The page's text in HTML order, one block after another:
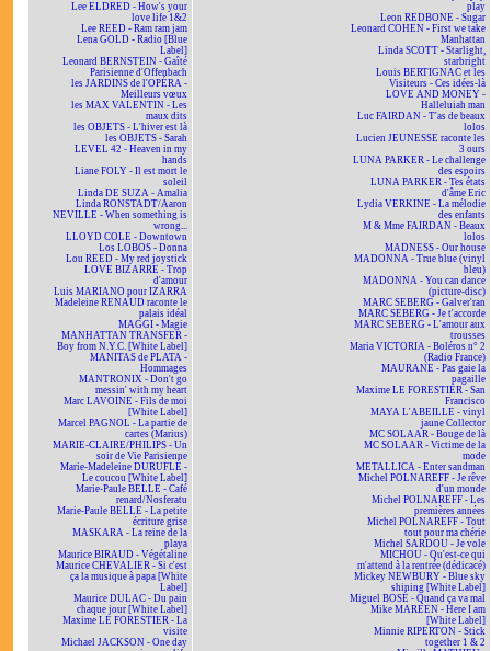
Lee ELDRED - How's your
love life 1&2
Lee REED - Ram ram jam
Lena GOLD - Radio [Blue
Label]
Leonard BERNSTEIN - Gaîté
Parisienne d'Offenbach
les JARDINS de l'OPÉRA -
Meilleurs vœux
les MAX VALENTIN - Les
maux dits
les OBJETS - L'hiver est là
les OBJETS - Sarah
LEVEL 42 - Heaven in my
hands
Liane FOLY - Il est mort le
soleil
Linda DE SUZA - Amalia
Linda RONSTADT/Aaron
NEVILLE - When something is
wrong...
LLOYD COLE - Downtown
Los LOBOS - Donna
Lou REED - My red joystick
LOVE BIZARRE - Trop
d'amour
Luis MARIANO pour IZARRA
Madeleine RENAUD raconte le
palais idéal
MAGGI - Magie
MANHATTAN TRANSFER -
Boy from N.Y.C. [White Label]
MANITAS de PLATA -
Hommages
MANTRONIX - Don't go
messin' with my heart
Marc LAVOINE - Fils de moi
[White Label]
Marcel PAGNOL - La partie de
cartes (Marius)
MARIE-CLAIRE/PHILIPS - Un
soir de Vie Parisienne
Marie-Madeleine DURUFLÉ -
Le coucou [White Label]
Marie-Paule BELLE - Café
renard/Nosferatu
Marie-Paule BELLE - La petite
écriture grise
MASKARA - La reine de la
playa
Maurice BIRAUD - Végétaline
Maurice CHEVALIER - Si c'est
ça la musique à papa [White
Label]
Maurice DULAC - Du pain
chaque jour [White Label]
Maxime LE FORESTIER - La
visite
Michael JACKSON - One day
play
Leon REDBONE - Sugar
Leonard COHEN - First we take
Manhattan
Linda SCOTT - Starlight,
starbright
Louis BERTIGNAC et les
Visiteurs - Ces idées-là
LOVE AND MONEY -
Halleluiah man
Luc FAIRDAN - T'as de beaux
lolos
Lucien JEUNESSE raconte les
3 ours
LUNA PARKER - Le challenge
des espoirs
LUNA PARKER - Tes états
d'âme Eric
Lydia VERKINE - La mélodie
des enfants
M & Mme FAIRDAN - Beaux
lolos
MADNESS - Our house
MADONNA - True blue (vinyl
bleu)
MADONNA - You can dance
(picture-disc)
MARC SEBERG - Galver'ran
MARC SEBERG - Je t'accorde
MARC SEBERG - L'amour aux
trousses
Maria VICTORIA - Boléros n° 2
(Radio France)
MAURANE - Pas gaie la
pagaille
Maxime LE FORESTIER - San
Francisco
MAYA L'ABEILLE - vinyl
jaune Collector
MC SOLAAR - Bouge de là
MC SOLAAR - Victime de la
mode
METALLICA - Enter sandman
Michel POLNAREFF - Je rêve
d'un monde
Michel POLNAREFF - Les
premières années
Michel POLNAREFF - Tout
tout pour ma chérie
Michel SARDOU - Je vole
MICHOU - Qu'est-ce qui
m'attend à la rentrée (dédicacé)
Mickey NEWBURY - Blue sky
shining [White Label]
Miguel BOSÉ - Quand ça va mal
Mike MAREEN - Here I am
[White Label]
Minnie RIPERTON - Stick
together 1 & 2